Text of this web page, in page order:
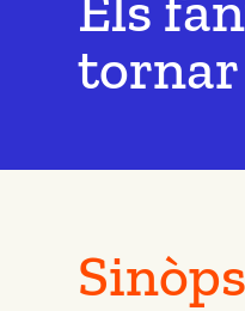
tornar